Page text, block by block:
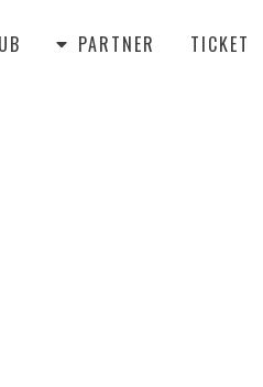
 PARTNER TICKET